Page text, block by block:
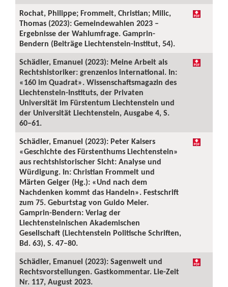
Rochat, Philippe; Frommelt, Christian; Milic,
Thomas (2023): Gemeindewahlen 2023 –
Ergebnisse der Wahlumfrage. Gamprin-
Bendern (Beiträge Liechtenstein-Institut, 54).
Schädler, Emanuel (2023): Meine Arbeit als
Rechtshistoriker: grenzenlos international. In:
«160 im Quadrat». Wissenschaftsmagazin des
Liechtenstein-Instituts, der Privaten
Universität im Fürstentum Liechtenstein und
der Universität Liechtenstein, Ausgabe 4, S.
60–61.
Schädler, Emanuel (2023): Peter Kaisers
«Geschichte des Fürstenthums Liechtenstein»
aus rechtshistorischer Sicht: Analyse und
Würdigung. In: Christian Frommelt und
Märten Geiger (Hg.): «Und nach dem
Nachdenken kommt das Handeln». Festschrift
zum 75. Geburtstag von Guido Meier.
Gamprin-Bendern: Verlag der
Liechtensteinischen Akademischen
Gesellschaft (Liechtenstein Politische Schriften,
Bd. 63), S. 47–80.
Schädler, Emanuel (2023): Sagenwelt und
Rechtsvorstellungen. Gastkommentar. Lie-Zeit
Nr. 117, August 2023.